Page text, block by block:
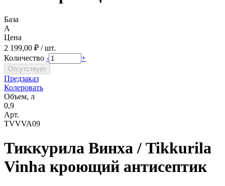
База
A
Цена
2 199,00 ₽ / шт.
Количество - +
Предзаказ
Колеровать
Объем, л
0,9
Арт.
TVVVA09
Тиккурила Винха / Tikkurila
Vinha кроющий антисептик